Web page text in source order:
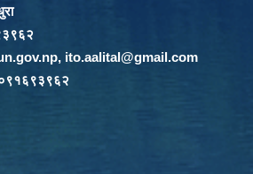
, ito.aalital@gmail.com